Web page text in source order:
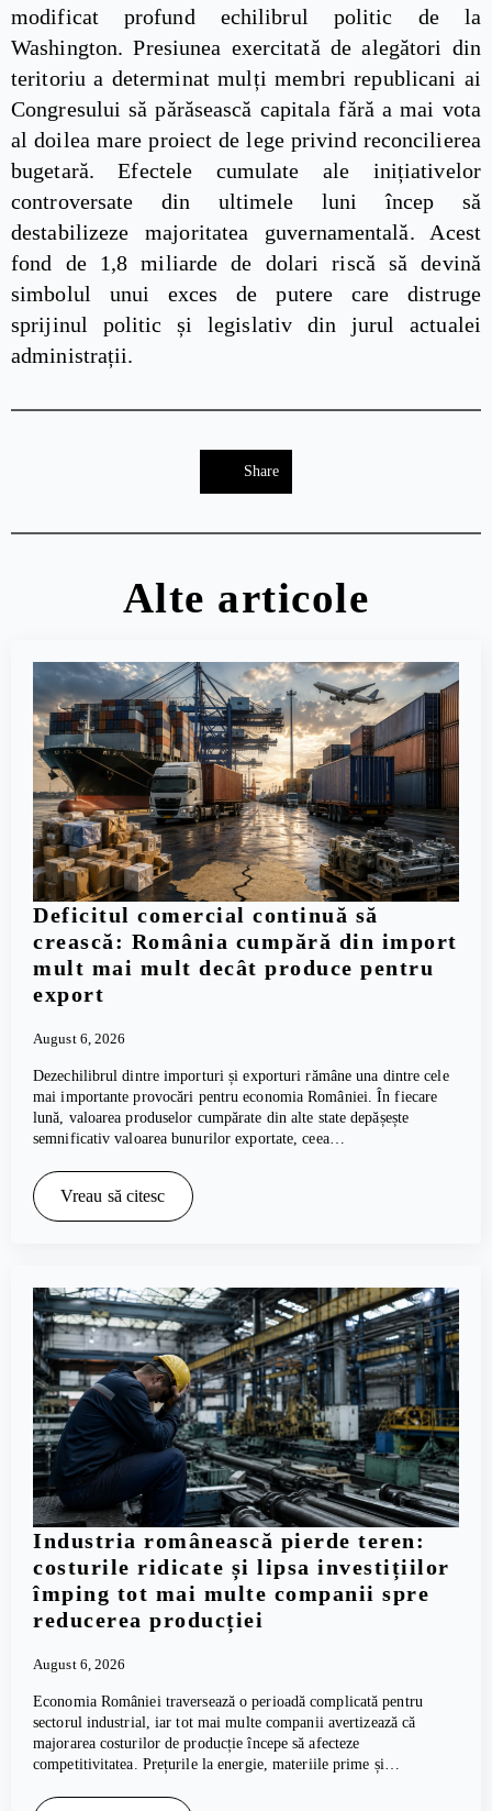
modificat profund echilibrul politic de la
Washington. Presiunea exercitată de alegători din
teritoriu a determinat mulți membri republicani ai
Congresului să părăsească capitala fără a mai vota
al doilea mare proiect de lege privind reconcilierea
bugetară. Efectele cumulate ale inițiativelor
controversate din ultimele luni încep să
destabilizeze majoritatea guvernamentală. Acest
fond de 1,8 miliarde de dolari riscă să devină
simbolul unui exces de putere care distruge
sprijinul politic și legislativ din jurul actualei
administrații.
Share
Alte articole
Deficitul comercial continuă să
crească: România cumpără din import
mult mai mult decât produce pentru
export
August 6, 2026
Dezechilibrul dintre importuri și exporturi rămâne una dintre cele
mai importante provocări pentru economia României. În fiecare
lună, valoarea produselor cumpărate din alte state depășește
semnificativ valoarea bunurilor exportate, ceea…
Vreau să citesc
Industria românească pierde teren:
costurile ridicate și lipsa investițiilor
împing tot mai multe companii spre
reducerea producției
August 6, 2026
Economia României traversează o perioadă complicată pentru
sectorul industrial, iar tot mai multe companii avertizează că
majorarea costurilor de producție începe să afecteze
competitivitatea. Prețurile la energie, materiile prime și…